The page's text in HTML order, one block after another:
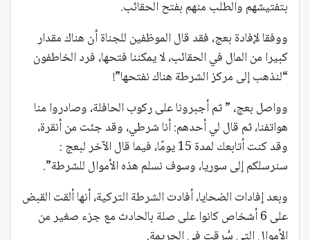
بتفتيشهم والطلب منهم بفتح الحقائب.
ووفقا لإفادة بعج، فقد قال الموظفين للجناة أن هناك مقدار
كبيرا من المال في الحقائب، لا يمكننا فتحها، فرد الخاطفون
“لنذهب إلى مركز الشرطة هناك نفتحها”!
وواصل بعج، ” ثم أجبرونا على ركوب الحافلة، وصادروا منا
هواتفنا، ثم قال لي أحدهم: أنا شرطي، وقد جئت من أنقرة،
وقد كنت أتابعك لمدة 15 يومًا، فيما قال الآخر لبعج :
سنرسلكم إلى سوريا، وسوف نسلم هذه الأموال للشرطة”.
وبعد إفادات الضحايا، أفادت الشرطة التركية، أنها ألقت القبض
على 6 أشخاص كانوا على صلة بالحادث مع جزء صغير من